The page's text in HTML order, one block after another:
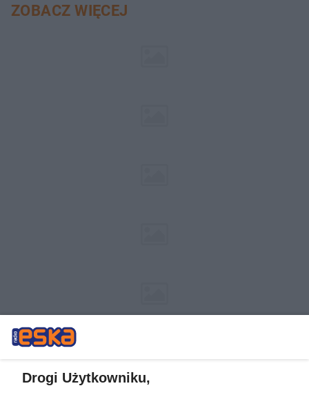
ZOBACZ WIĘCEJ
Drogi Użytkowniku,